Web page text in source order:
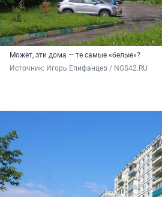
Может, эти дома — те самые «белые»?
Источник: Игорь Епифанцев / NGS42.RU